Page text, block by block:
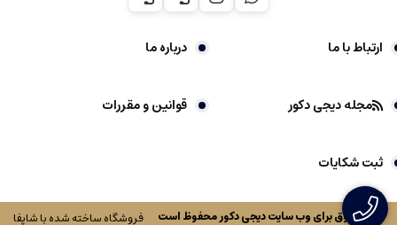
ارتباط با ما درباره ما
مجله دیجی دکور قوانین و مقررات
ثبت شکایات
کلیه حقوق برای وب سایتدیجی دکورمحفوظ است فروشگاه ساخته شده با شاپفا